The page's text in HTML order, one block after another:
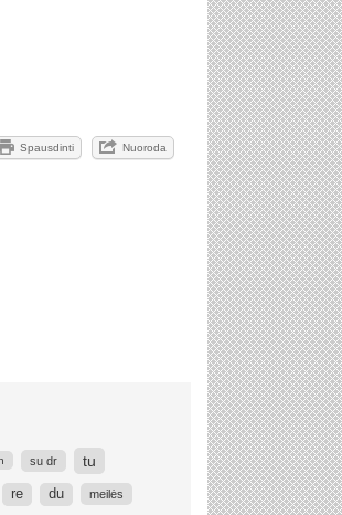
Spausdinti Nuoroda
su dr tu
re du meilės